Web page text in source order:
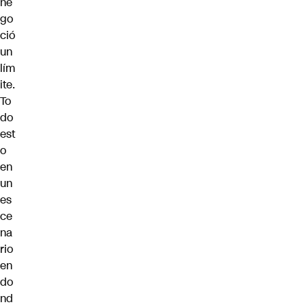
go
ció
un
lím
ite.
To
do
est
o
en
un
es
ce
na
rio
en
do
nd